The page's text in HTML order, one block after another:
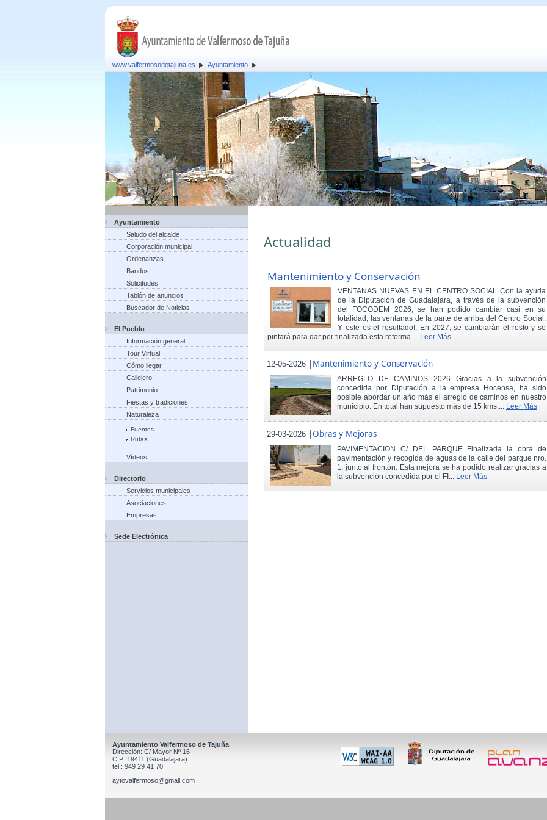
www.valfermosodetajuna.es Ayuntamiento
Ayuntamiento
Saludo del alcalde
Corporación municipal
Ordenanzas
Bandos
Solicitudes
Tablón de anuncios
Buscador de Noticias
El Pueblo
Información general
Tour Virtual
Cómo llegar
Callejero
Patrimonio
Fiestas y tradiciones
Naturaleza
Fuentes
Rutas
Vídeos
Directorio
Servicios municipales
Asociaciones
Empresas
Sede Electrónica
Actualidad
Mantenimiento y Conservación
VENTANAS NUEVAS EN EL CENTRO SOCIAL Con la ayuda
de la Diputación de Guadalajara, a través de la subvención
del FOCODEM 2026, se han podido cambiar casi en su
totalidad, las ventanas de la parte de arriba del Centro Social.
Y este es el resultado!. En 2027, se cambiarán el resto y se
pintará para dar por finalizada esta reforma.... Leer Más
12-05-2026 |Mantenimiento y Conservación
ARREGLO DE CAMINOS 2026 Gracias a la subvención
concedida por Diputación a la empresa Hocensa, ha sido
posible abordar un año más el arreglo de caminos en nuestro
municipio. En total han supuesto más de 15 kms.... Leer Más
29-03-2026 |Obras y Mejoras
PAVIMENTACION C/ DEL PARQUE Finalizada la obra de
pavimentación y recogida de aguas de la calle del parque nro.
1, junto al frontón. Esta mejora se ha podido realizar gracias a
la subvención concedida por el FI... Leer Más
Ayuntamiento Valfermoso de Tajuña
Dirección: C/ Mayor Nº 16
C.P: 19411 (Guadalajara)
tel.: 949 29 41 70
aytovalfermoso@gmail.com